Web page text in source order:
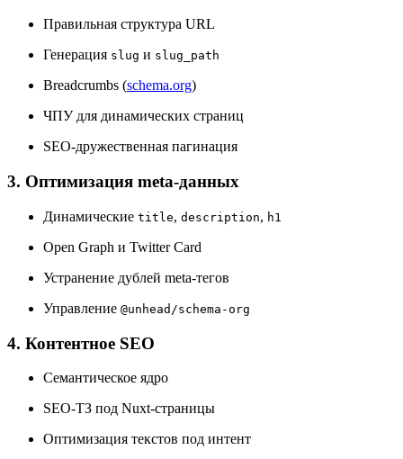
Правильная структура URL
Генерация slug и slug_path
Breadcrumbs (schema.org)
ЧПУ для динамических страниц
SEO-дружественная пагинация
3. Оптимизация meta-данных
Динамические title, description, h1
Open Graph и Twitter Card
Устранение дублей meta-тегов
Управление @unhead/schema-org
4. Контентное SEO
Семантическое ядро
SEO-ТЗ под Nuxt-страницы
Оптимизация текстов под интент